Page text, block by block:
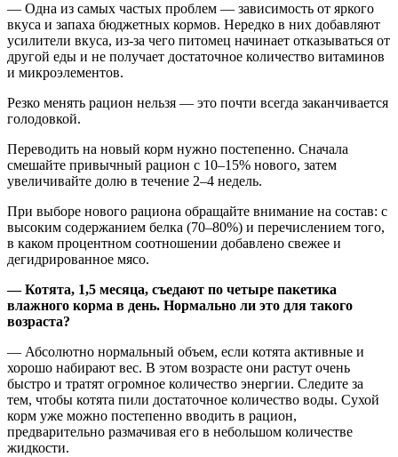
— Одна из самых частых проблем — зависимость от яркого
вкуса и запаха бюджетных кормов. Нередко в них добавляют
усилители вкуса, из-за чего питомец начинает отказываться от
другой еды и не получает достаточное количество витаминов
и микроэлементов.
Резко менять рацион нельзя — это почти всегда заканчивается
голодовкой.
Переводить на новый корм нужно постепенно. Сначала
смешайте привычный рацион с 10–15% нового, затем
увеличивайте долю в течение 2–4 недель.
При выборе нового рациона обращайте внимание на состав: с
высоким содержанием белка (70–80%) и перечислением того,
в каком процентном соотношении добавлено свежее и
дегидрированное мясо.
— Котята, 1,5 месяца, съедают по четыре пакетика
влажного корма в день. Нормально ли это для такого
возраста?
— Абсолютно нормальный объем, если котята активные и
хорошо набирают вес. В этом возрасте они растут очень
быстро и тратят огромное количество энергии. Следите за
тем, чтобы котята пили достаточное количество воды. Сухой
корм уже можно постепенно вводить в рацион,
предварительно размачивая его в небольшом количестве
жидкости.